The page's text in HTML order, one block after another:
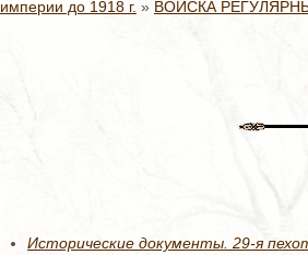
империи до 1918 г. » ВОЙСКА
Исторические документы. 29-я